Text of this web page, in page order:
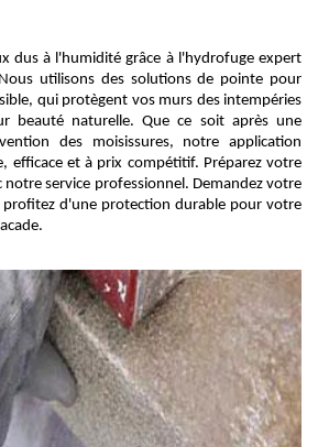
dus à l'humidité grâce à l'hydrofuge expert
utilisons des solutions de pointe pour
qui protègent vos murs des intempéries
beauté naturelle. Que ce soit après une
des moisissures, notre application
efficace et à prix compétitif. Préparez votre
notre service professionnel. Demandez votre
d'une protection durable pour votre